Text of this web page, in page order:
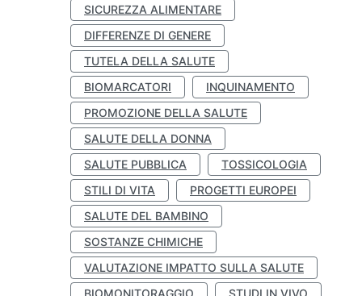
SICUREZZA ALIMENTARE
DIFFERENZE DI GENERE
TUTELA DELLA SALUTE
BIOMARCATORI
INQUINAMENTO
PROMOZIONE DELLA SALUTE
SALUTE DELLA DONNA
SALUTE PUBBLICA
TOSSICOLOGIA
STILI DI VITA
PROGETTI EUROPEI
SALUTE DEL BAMBINO
SOSTANZE CHIMICHE
VALUTAZIONE IMPATTO SULLA SALUTE
BIOMONITORAGGIO
STUDI IN VIVO